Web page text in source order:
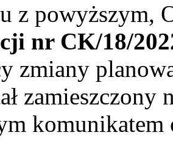
z powyższym,
nr CK/18/
zmiany
zamieszczony
komunikatem